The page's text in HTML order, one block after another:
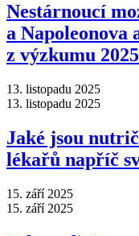
Nestárnoucí
a Napoleonova
z výzkumu
13. listopadu 2025
13. listopadu 2025
Jaké jsou
lékařů napříč
15. září 2025
15. září 2025